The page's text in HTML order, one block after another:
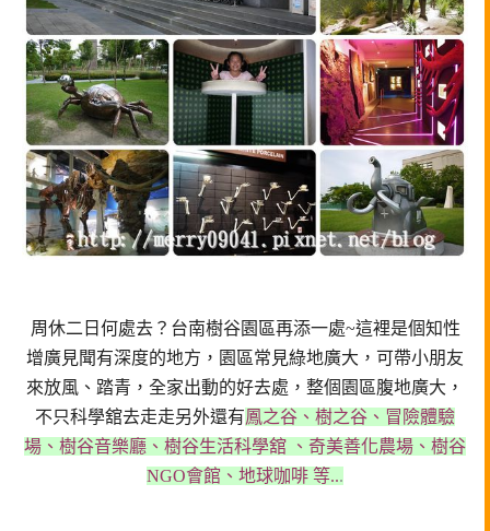
周休二日何處去？台南樹谷園區再添一處~這裡是個知性
增廣見聞有深度的地方， 園區常見綠地廣大，可帶小朋友
來放風、踏青，全家出動的好去處， 整個園區腹地廣大，
不只科學舘去走走另外還有鳳之谷、樹之谷、冒險體驗
場、樹谷音樂廳、樹谷生活科學舘 、 奇美善化農場、樹谷
NGO會館、地球咖啡 等...